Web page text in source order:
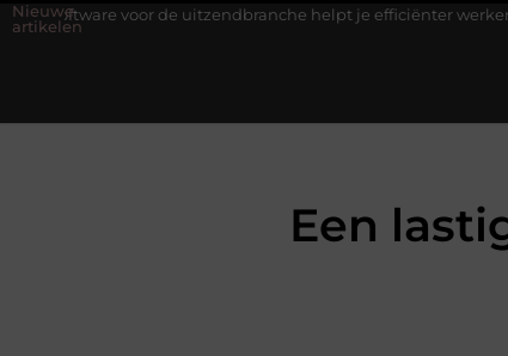
Nieuwe
artikelen
de uitzendbranche helpt je efficiënter werken Stijlvolle
Een